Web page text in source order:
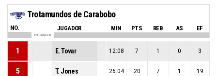
Trotamundos de Carabobo
NO. JUGADOR MIN PTS REB AS EF
EN CANCHA
1 E. Tovar 12:08 7 1 0 3
5 T. Jones 26:04 20 7 1 19